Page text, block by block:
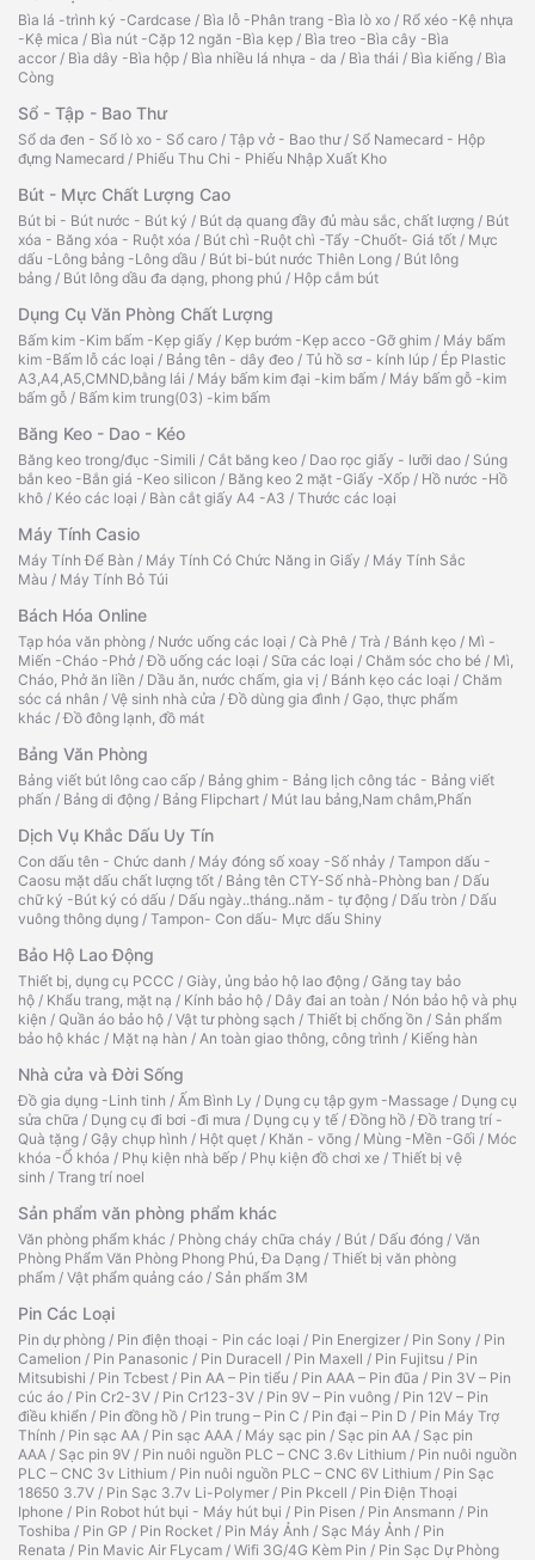
Bìa lá -trình ký -Cardcase / Bìa lỗ -Phân trang -Bìa lò xo / Rổ xéo -Kệ nhựa
-Kệ mica / Bìa nút -Cặp 12 ngăn -Bìa kẹp / Bìa treo -Bìa cây -Bìa
accor / Bìa dây -Bìa hộp / Bìa nhiều lá nhựa - da / Bìa thái / Bìa kiếng / Bìa
Còng
Sổ - Tập - Bao Thư
Sổ da đen - Sổ lò xo - Sổ caro / Tập vở - Bao thư/ Sổ Namecard - Hộp
đựng Namecard / Phiếu Thu Chi - Phiếu Nhập Xuất Kho
Bút - Mực Chất Lượng Cao
Bút bi - Bút nước - Bút ký / Bút dạ quang đầy đủ màu sắc, chất lượng / Bút
xóa - Băng xóa - Ruột xóa / Bút chì -Ruột chì -Tẩy -Chuốt- Giá tốt / Mực
dấu -Lông bảng -Lông dầu / Bút bi-bút nước Thiên Long / Bút lông
bảng / Bút lông dầu đa dạng, phong phú / Hộp cắm bút
Dụng Cụ Văn Phòng Chất Lượng
Bấm kim -Kim bấm -Kẹp giấy / Kẹp bướm -Kẹp acco -Gỡ ghim / Máy bấm
kim -Bấm lỗ các loại / Bảng tên - dây đeo / Tủ hồ sơ - kính lúp / Ép Plastic
A3,A4,A5,CMND,bằng lái / Máy bấm kim đại -kim bấm / Máy bấm gỗ -kim
bấm gỗ / Bấm kim trung(03) -kim bấm
Băng Keo - Dao - Kéo
Băng keo trong/đục -Simili / Cắt băng keo / Dao rọc giấy - lưỡi dao / Súng
bắn keo -Bắn giá -Keo silicon / Băng keo 2 mặt -Giấy -Xốp / Hồ nước -Hồ
khô / Kéo các loại / Bàn cắt giấy A4 -A3 / Thước các loại
Máy Tính Casio
Máy Tính Để Bàn / Máy Tính Có Chức Năng in Giấy / Máy Tính Sắc
Màu / Máy Tính Bỏ Túi
Bách Hóa Online
Tạp hóa văn phòng / Nước uống các loại / Cà Phê / Trà / Bánh kẹo / Mì -
Miến -Cháo -Phở /Đồ uống các loại / Sữa các loại / Chăm sóc cho bé / Mì,
Cháo, Phở ăn liền / Dầu ăn, nước chấm, gia vị / Bánh kẹo các loại / Chăm
sóc cá nhân / Vệ sinh nhà cửa /Đồ dùng gia đình / Gạo, thực phẩm
khác /Đồ đông lạnh, đồ mát
Bảng Văn Phòng
Bảng viết bút lông cao cấp / Bảng ghim - Bảng lịch công tác - Bảng viết
phấn / Bảng di động / Bảng Flipchart / Mút lau bảng,Nam châm,Phấn
Dịch Vụ Khắc Dấu Uy Tín
Con dấu tên - Chức danh / Máy đóng số xoay -Số nhảy / Tampon dấu -
Caosu mặt dấu chất lượng tốt / Bảng tên CTY-Số nhà-Phòng ban / Dấu
chữ ký -Bút ký có dấu / Dấu ngày..tháng..năm - tự động / Dấu tròn / Dấu
vuông thông dụng / Tampon- Con dấu- Mực dấu Shiny
Bảo Hộ Lao Động
Thiết bị, dụng cụ PCCC / Giày, ủng bảo hộ lao động / Găng tay bảo
hộ / Khẩu trang, mặt nạ / Kính bảo hộ / Dây đai an toàn / Nón bảo hộ và phụ
kiện / Quần áo bảo hộ / Vật tư phòng sạch / Thiết bị chống ồn / Sản phẩm
bảo hộ khác / Mặt nạ hàn / An toàn giao thông, công trình / Kiếng hàn
Nhà cửa và Đời Sống
Đồ gia dụng -Linh tinh / Ấm Bình Ly / Dụng cụ tập gym -Massage / Dụng cụ
sửa chữa / Dụng cụ đi bơi -đi mưa / Dụng cụ y tế /Đồng hồ /Đồ trang trí -
Quà tặng / Gậy chụp hình / Hột quẹt / Khăn - võng / Mùng -Mền -Gối / Móc
khóa -Ổ khóa / Phụ kiện nhà bếp / Phụ kiện đồ chơi xe / Thiết bị vệ
sinh / Trang trí noel
Sản phẩm văn phòng phẩm khác
Văn phòng phẩm khác / Phòng cháy chữa cháy / Bút / Dấu đóng / Văn
Phòng Phẩm Văn Phòng Phong Phú, Đa Dạng / Thiết bị văn phòng
phẩm / Vật phẩm quảng cáo / Sản phẩm 3M
Pin Các Loại
Pin dự phòng / Pin điện thoại - Pin các loại / Pin Energizer / Pin Sony / Pin
Camelion / Pin Panasonic / Pin Duracell / Pin Maxell / Pin Fujitsu / Pin
Mitsubishi / Pin Tcbest / Pin AA – Pin tiểu / Pin AAA – Pin đũa / Pin 3V – Pin
cúc áo / Pin Cr2-3V / Pin Cr123-3V / Pin 9V – Pin vuông / Pin 12V – Pin
điều khiển / Pin đồng hồ / Pin trung – Pin C / Pin đại – Pin D / Pin Máy Trợ
Thính / Pin sạc AA / Pin sạc AAA / Máy sạc pin / Sạc pin AA / Sạc pin
AAA / Sạc pin 9V / Pin nuôi nguồn PLC – CNC 3.6v Lithium / Pin nuôi nguồn
PLC – CNC 3v Lithium / Pin nuôi nguồn PLC – CNC 6V Lithium / Pin Sạc
18650 3.7V / Pin Sạc 3.7v Li-Polymer / Pin Pkcell / Pin Điện Thoại
Iphone / Pin Robot hút bụi - Máy hút bụi / Pin Pisen / Pin Ansmann / Pin
Toshiba / Pin GP / Pin Rocket / Pin Máy Ảnh / Sạc Máy Ảnh / Pin
Renata / Pin Mavic Air FLycam / Wifi 3G/4G Kèm Pin / Pin Sạc Dự Phòng